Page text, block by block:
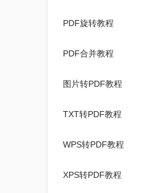
PDF旋转教程
PDF合并教程
图片转PDF教程
TXT转PDF教程
WPS转PDF教程
XPS转PDF教程